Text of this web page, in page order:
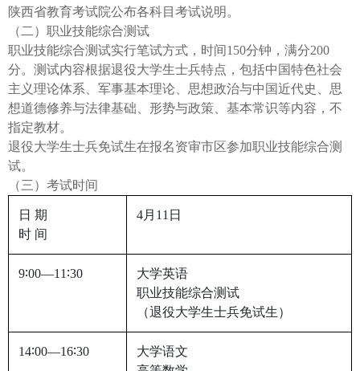
陕西省教育考试院公布各科目考试说明。
（二）职业技能综合测试
职业技能综合测试实行笔试方式，时间150分钟，满分200
分。测试内容根据退役大学生士兵特点，包括中国特色社会
主义理论体系、军事基本理论、思想政治与中国近代史、思
想道德修养与法律基础、形势与政策、基本常识等内容，不
指定教材。
退役大学生士兵免试生在报名资审市区参加职业技能综合测
试。
（三）考试时间
日 期
时 间
4月11日
9∶00—11∶30
大学英语
职业技能综合测试
（退役大学生士兵免试生）
14∶00—16∶30
大学语文